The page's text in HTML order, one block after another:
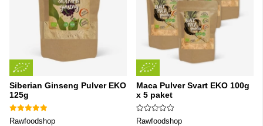
Siberian Ginseng Pulver EKO
125g
Rawfoodshop
Maca Pulver Svart EKO 100g
x 5 paket
Rawfoodshop